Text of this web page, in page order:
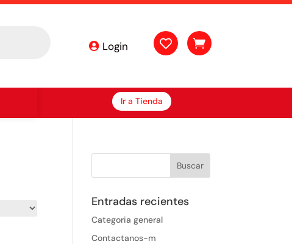
Login  
Ir a Tienda
Entradas recientes
Categoria general
Contactanos-m